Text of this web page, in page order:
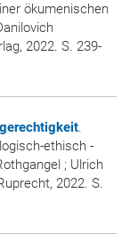
ökumenischen
2022. S. 239-
.
ethisch -
; Ulrich
2022. S.